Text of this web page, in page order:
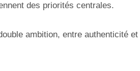
des priorités centrales.
ambition, entre authenticité